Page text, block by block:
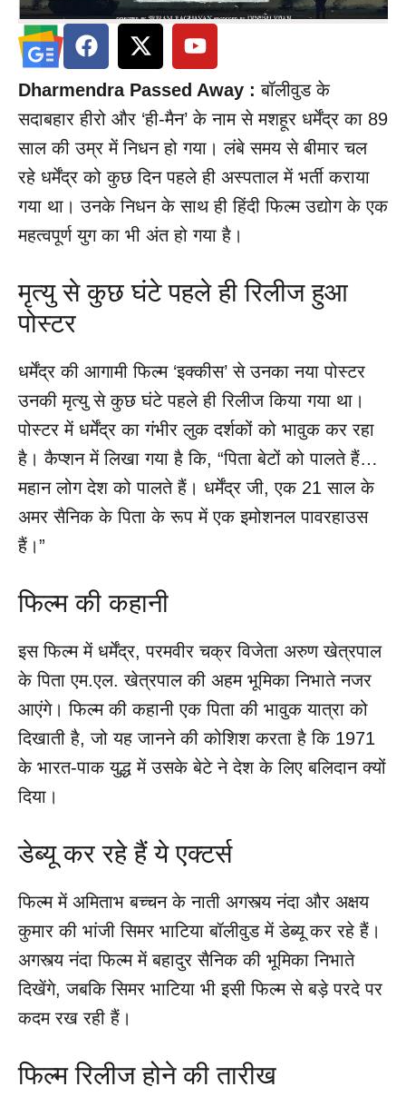
Dharmendra Passed Away : बॉलीवुड के
सदाबहार हीरो और ‘ही-मैन’ के नाम से मशहूर धर्मेंद्र का 89
साल की उम्र में निधन हो गया। लंबे समय से बीमार चल
रहे धर्मेंद्र को कुछ दिन पहले ही अस्पताल में भर्ती कराया
गया था। उनके निधन के साथ ही हिंदी फिल्म उद्योग के एक
महत्वपूर्ण युग का भी अंत हो गया है।
मृत्यु से कुछ घंटे पहले ही रिलीज हुआ
पोस्टर
धर्मेंद्र की आगामी फिल्म ‘इक्कीस’ से उनका नया पोस्टर
उनकी मृत्यु से कुछ घंटे पहले ही रिलीज किया गया था।
पोस्टर में धर्मेंद्र का गंभीर लुक दर्शकों को भावुक कर रहा
है। कैप्शन में लिखा गया है कि, “पिता बेटों को पालते हैं…
महान लोग देश को पालते हैं। धर्मेंद्र जी, एक 21 साल के
अमर सैनिक के पिता के रूप में एक इमोशनल पावरहाउस
हैं।”
फिल्म की कहानी
इस फिल्म में धर्मेंद्र, परमवीर चक्र विजेता अरुण खेत्रपाल
के पिता एम.एल. खेत्रपाल की अहम भूमिका निभाते नजर
आएंगे। फिल्म की कहानी एक पिता की भावुक यात्रा को
दिखाती है, जो यह जानने की कोशिश करता है कि 1971
के भारत-पाक युद्ध में उसके बेटे ने देश के लिए बलिदान क्यों
दिया।
डेब्यू कर रहे हैं ये एक्टर्स
फिल्म में अमिताभ बच्चन के नाती अगस्त्य नंदा और अक्षय
कुमार की भांजी सिमर भाटिया बॉलीवुड में डेब्यू कर रहे हैं।
अगस्त्य नंदा फिल्म में बहादुर सैनिक की भूमिका निभाते
दिखेंगे, जबकि सिमर भाटिया भी इसी फिल्म से बड़े परदे पर
कदम रख रही हैं।
फिल्म रिलीज होने की तारीख